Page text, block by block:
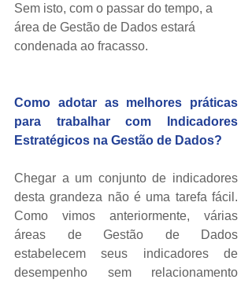
Sem isto, com o passar do tempo, a
área de Gestão de Dados estará
condenada ao fracasso.
Como adotar as melhores práticas
para trabalhar com Indicadores
Estratégicos na Gestão de Dados?
Chegar a um conjunto de indicadores
desta grandeza não é uma tarefa fácil.
Como vimos anteriormente, várias
áreas de Gestão de Dados
estabelecem seus indicadores de
desempenho sem relacionamento